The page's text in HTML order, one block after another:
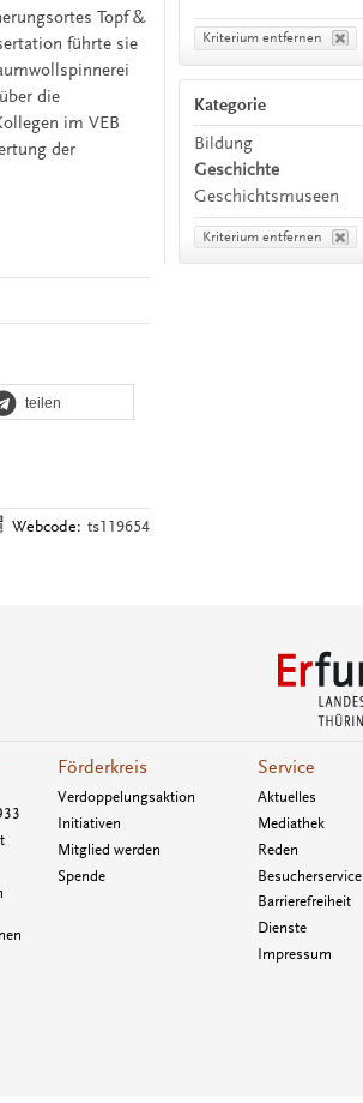
Topf &
führte sie
die
im VEB
der
teilen
Webcode: ts119654
Kriterium entfernen
Kategorie
Bildung
Geschichte
Geschichtsmuseen
Kriterium entfernen
Förderkreis
Verdoppelungsaktion
Initiativen
Mitglied werden
Spende
Service
Aktuelles
Mediathek
Reden
Besucherservice
Barrierefreiheit
Dienste
Impressum